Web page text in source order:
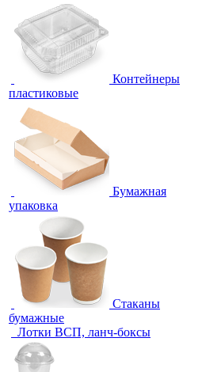
Контейнеры
пластиковые
Бумажная
упаковка
Стаканы
бумажные
Лотки ВСП, ланч-боксы